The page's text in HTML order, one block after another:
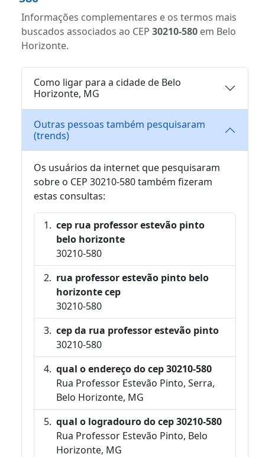
Informações complementares e os termos mais
buscados associados ao CEP 30210-580 em Belo
Horizonte.
Como ligar para a cidade de Belo
Horizonte, MG
Outras pessoas também pesquisaram
(trends)
Os usuários da internet que pesquisaram
sobre o CEP 30210-580 também fizeram
estas consultas:
cep rua professor estevão pinto
belo horizonte
30210-580
rua professor estevão pinto belo
horizonte cep
30210-580
cep da rua professor estevão pinto
30210-580
qual o endereço do cep 30210-580
Rua Professor Estevão Pinto, Serra,
Belo Horizonte, MG
qual o logradouro do cep 30210-580
Rua Professor Estevão Pinto, Belo
Horizonte, MG